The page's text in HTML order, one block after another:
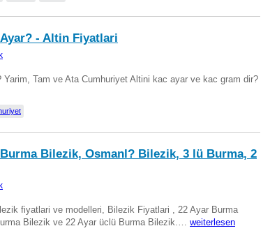
- Altin Fiyatlari
Yarim, Tam ve Ata Cumhuriyet Altini kac ayar ve kac gram dir?
Bilezik, Osmanl? Bilezik, 3 lü Burma, 2
fiyatlari ve modelleri, Bilezik Fiyatlari , 22 Ayar Burma
Bilezik ve 22 Ayar üclü Burma Bilezik.… weiterlesen